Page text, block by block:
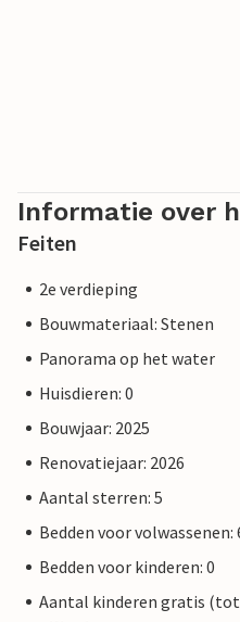
Informatie over
Feiten
2e verdieping
Bouwmateriaal: Stenen
Panorama op het water
Huisdieren: 0
Bouwjaar: 2025
Renovatiejaar: 2026
Aantal sterren: 5
Bedden voor volwassenen:
Bedden voor kinderen: 0
Aantal kinderen gratis (tot